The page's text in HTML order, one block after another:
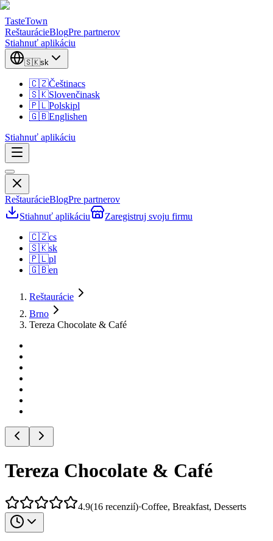
TasteTown
ReštaurácieBlogPre partnerov
Stiahnuť aplikáciu
🇸🇰sk
🇨🇿Češtinacs
🇸🇰Slovenčinask
🇵🇱Polskipl
🇬🇧Englishen
Stiahnuť aplikáciu
ReštaurácieBlogPre partnerov
Stiahnuť aplikáciu
Zaregistruj svoju firmu
🇨🇿cs
🇸🇰sk
🇵🇱pl
🇬🇧en
Reštaurácie
Brno
Tereza Chocolate & Café
Tereza Chocolate & Café
4.9(16 recenzií)·Coffee, Breakfast, Desserts